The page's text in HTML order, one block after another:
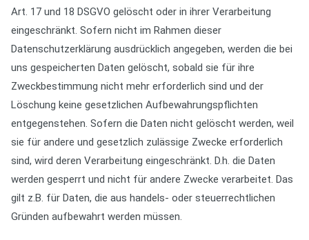
Art. 17 und 18 DSGVO gelöscht oder in ihrer Verarbeitung
eingeschränkt. Sofern nicht im Rahmen dieser
Datenschutzerklärung ausdrücklich angegeben, werden die bei
uns gespeicherten Daten gelöscht, sobald sie für ihre
Zweckbestimmung nicht mehr erforderlich sind und der
Löschung keine gesetzlichen Aufbewahrungspflichten
entgegenstehen. Sofern die Daten nicht gelöscht werden, weil
sie für andere und gesetzlich zulässige Zwecke erforderlich
sind, wird deren Verarbeitung eingeschränkt. D.h. die Daten
werden gesperrt und nicht für andere Zwecke verarbeitet. Das
gilt z.B. für Daten, die aus handels- oder steuerrechtlichen
Gründen aufbewahrt werden müssen.